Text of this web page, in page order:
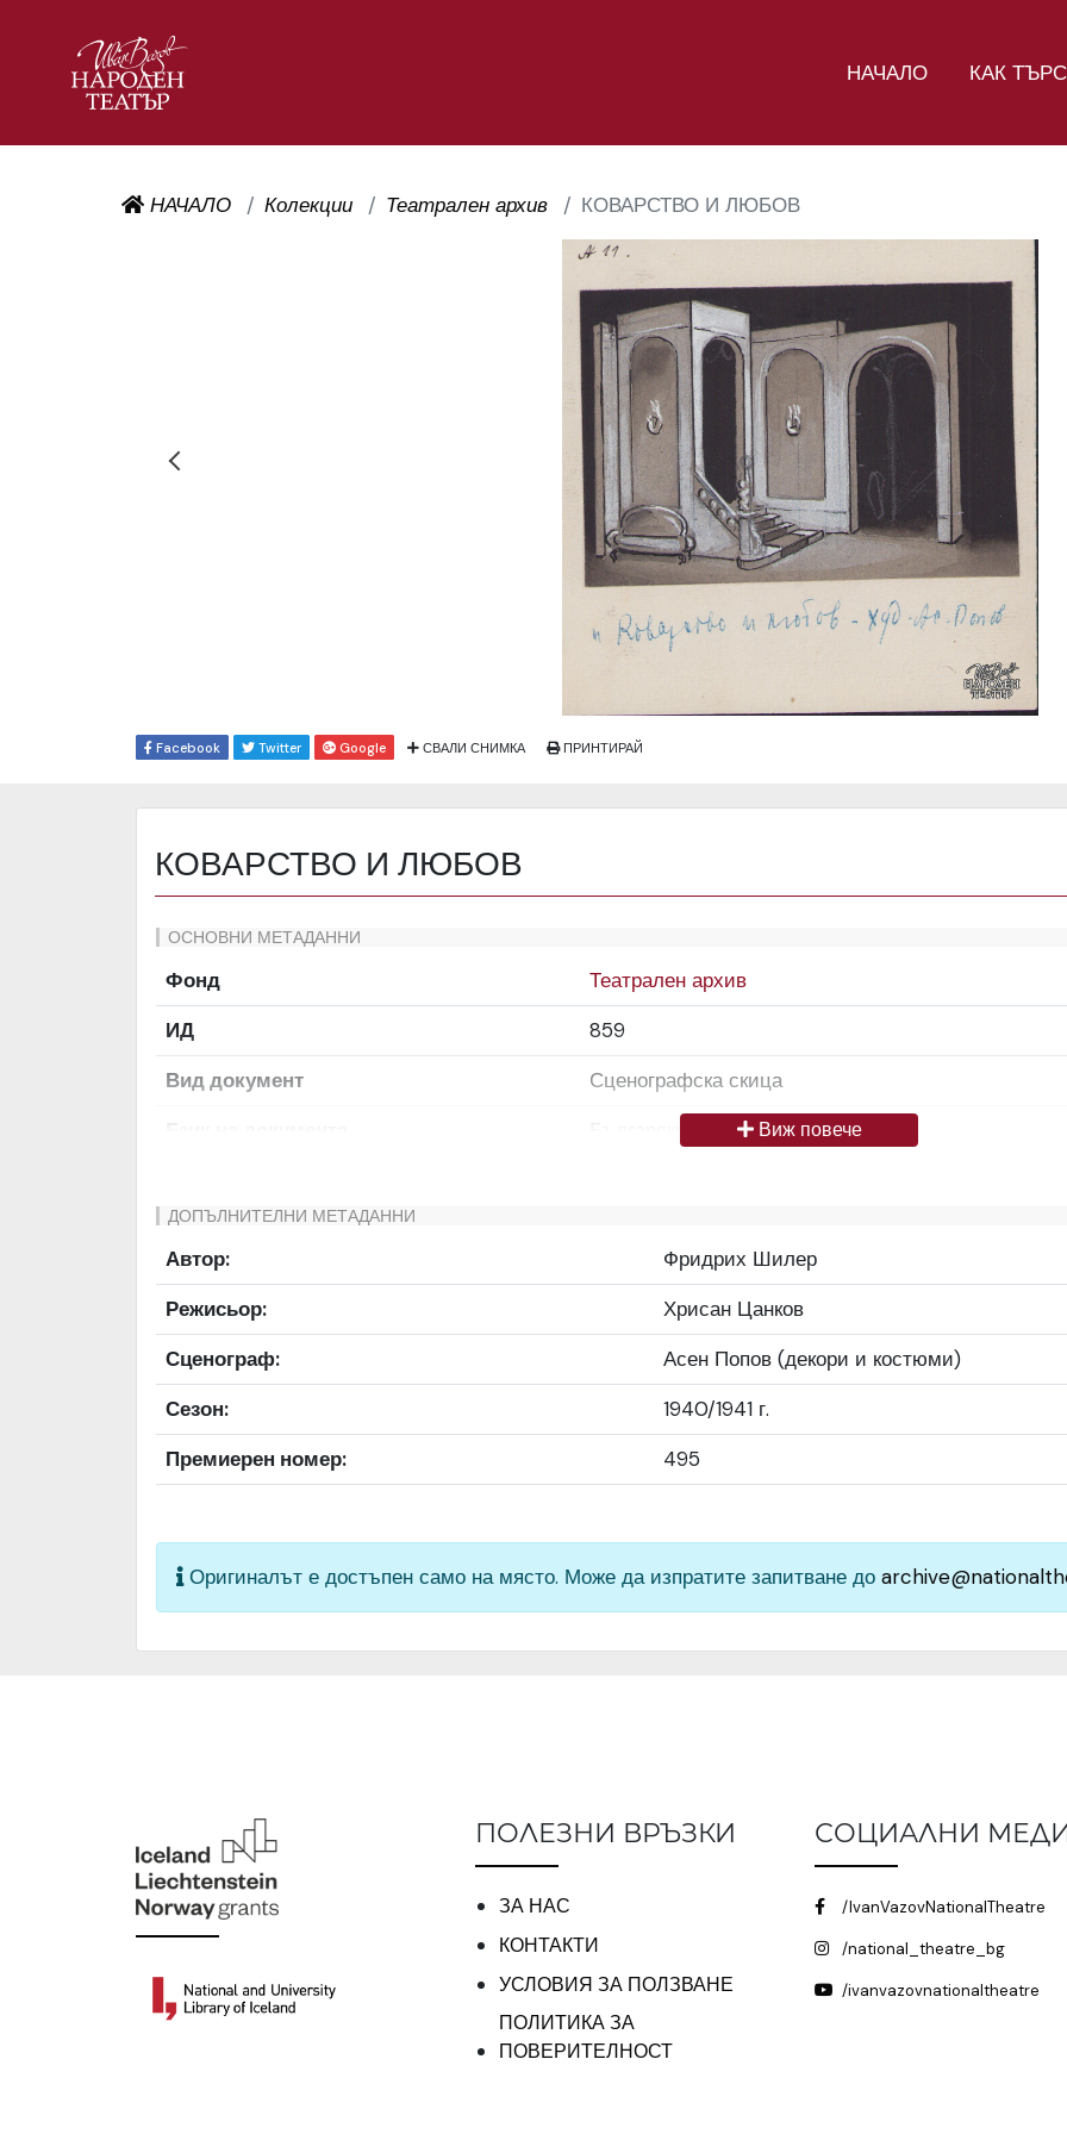
НАЧАЛО КАК
НАЧАЛО Колекции Театрален архив КОВАРСТВО И ЛЮБОВ
Facebook Twitter Google СВАЛИ СНИМКА ПРИНТИРАЙ
КОВАРСТВО И ЛЮБОВ
ОСНОВНИ МЕТАДАННИ
Фонд
Театрален архив
ИД
859
Вид документ
Сценографска скица
Предоставяща страна
Качество на изображението
Средно
Институция
Народен театър „Иван Вазов“, гр. София, България
Виж повече
ДОПЪЛНИТЕЛНИ МЕТАДАННИ
Автор:
Фридрих Шилер
Режисьор:
Хрисан Цанков
Сценограф:
Асен Попов (декори и костюми)
Сезон:
1940/1941 г.
Премиерен номер:
495
Оригиналът е достъпен само на място. Може да изпратите запитване до
ПОЛЕЗНИ ВРЪЗКИ
ЗА НАС
КОНТАКТИ
УСЛОВИЯ ЗА ПОЛЗВАНЕ
ПОЛИТИКА ЗА
ПОВЕРИТЕЛНОСТ
СОЦИАЛНИ
/IvanVazovNationalTheatre
/national_theatre_bg
/ivanvazovnationaltheatre